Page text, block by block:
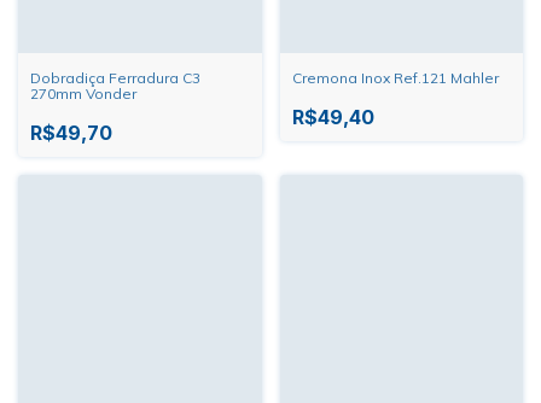
Dobradiça Ferradura C3
270mm Vonder
R$49,70
Cremona Inox Ref.121 Mahler
R$49,40